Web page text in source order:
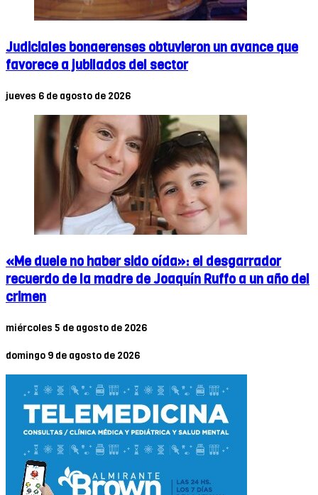
Judiciales bonaerenses obtuvieron un avance que
favorece a jubilados del sector
jueves 6 de agosto de 2026
«Me duele no haber sido oída»: el desgarrador
recuerdo de la madre de Joaquín Ruffo a un año del
crimen
miércoles 5 de agosto de 2026
domingo 9 de agosto de 2026